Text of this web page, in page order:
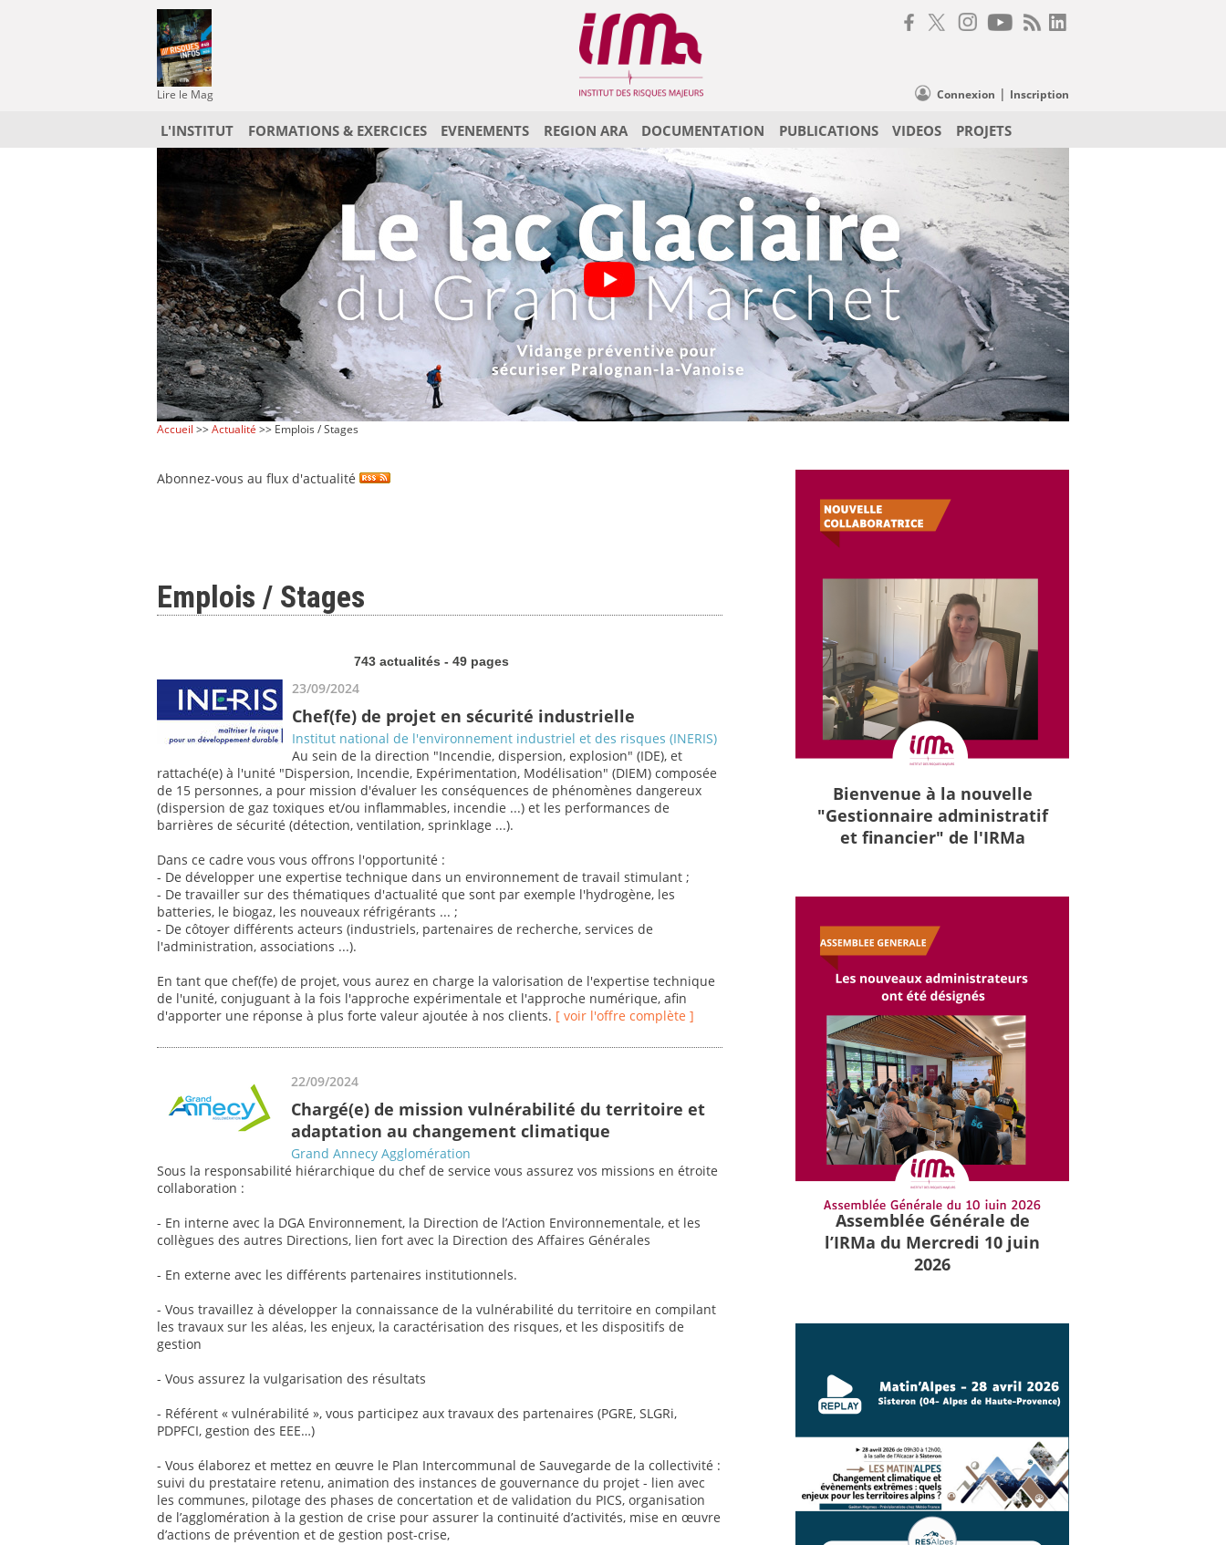
Lire le Mag Connexion | Inscription
L'INSTITUT FORMATIONS & EXERCICES EVENEMENTS REGION ARA DOCUMENTATION PUBLICATIONS VIDEOS PROJETS
Accueil >>Actualité >> Emplois / Stages
Abonnez-vous au flux d'actualité
Emplois / Stages
743 actualités - 49 pages
23/09/2024
Chef(fe) de projet en sécurité industrielle
Institut national de l'environnement industriel et des risques (INERIS)
Au sein de la direction "Incendie, dispersion, explosion" (IDE), et
rattaché(e) à l'unité "Dispersion, Incendie, Expérimentation, Modélisation" (DIEM) composée
de 15 personnes, a pour mission d'évaluer les conséquences de phénomènes dangereux
(dispersion de gaz toxiques et/ou inflammables, incendie ...) et les performances de
barrières de sécurité (détection, ventilation, sprinklage ...).
Dans ce cadre vous vous offrons l'opportunité :
- De développer une expertise technique dans un environnement de travail stimulant ;
- De travailler sur des thématiques d'actualité que sont par exemple l'hydrogène, les
batteries, le biogaz, les nouveaux réfrigérants ... ;
- De côtoyer différents acteurs (industriels, partenaires de recherche, services de
l'administration, associations ...).
En tant que chef(fe) de projet, vous aurez en charge la valorisation de l'expertise technique
de l'unité, conjuguant à la fois l'approche expérimentale et l'approche numérique, afin
d'apporter une réponse à plus forte valeur ajoutée à nos clients. [ voir l'offre complète ]
22/09/2024
Chargé(e) de mission vulnérabilité du territoire et
adaptation au changement climatique
Grand Annecy Agglomération
Sous la responsabilité hiérarchique du chef de service vous assurez vos missions en étroite
collaboration :
- En interne avec la DGA Environnement, la Direction de l’Action Environnementale, et les
collègues des autres Directions, lien fort avec la Direction des Affaires Générales
- En externe avec les différents partenaires institutionnels.
- Vous travaillez à développer la connaissance de la vulnérabilité du territoire en compilant
les travaux sur les aléas, les enjeux, la caractérisation des risques, et les dispositifs de
gestion
- Vous assurez la vulgarisation des résultats
- Référent « vulnérabilité », vous participez aux travaux des partenaires (PGRE, SLGRi,
PDPFCI, gestion des EEE…)
- Vous élaborez et mettez en œuvre le Plan Intercommunal de Sauvegarde de la collectivité :
suivi du prestataire retenu, animation des instances de gouvernance du projet - lien avec
les communes, pilotage des phases de concertation et de validation du PICS, organisation
de l’agglomération à la gestion de crise pour assurer la continuité d’activités, mise en œuvre
d’actions de prévention et de gestion post-crise,
Bienvenue à la nouvelle
"Gestionnaire administratif
et financier" de l'IRMa
Assemblée Générale de
l’IRMa du Mercredi 10 juin
2026